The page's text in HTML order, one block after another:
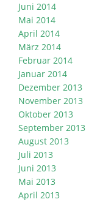
Juni 2014
Mai 2014
April 2014
März 2014
Februar 2014
Januar 2014
Dezember 2013
November 2013
Oktober 2013
September 2013
August 2013
Juli 2013
Juni 2013
Mai 2013
April 2013